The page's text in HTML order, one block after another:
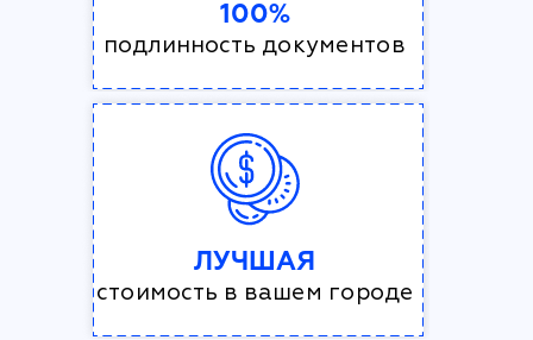
100%
подлинность документов
ЛУЧШАЯ
стоимость в вашем городе